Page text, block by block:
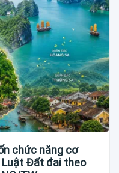
chức năng cơ
Luật Đất đai theo